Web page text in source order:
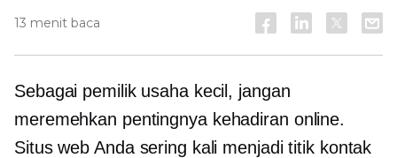
13 menit baca
Sebagai pemilik usaha kecil, jangan
meremehkan pentingnya kehadiran online.
Situs web Anda sering kali menjadi titik kontak